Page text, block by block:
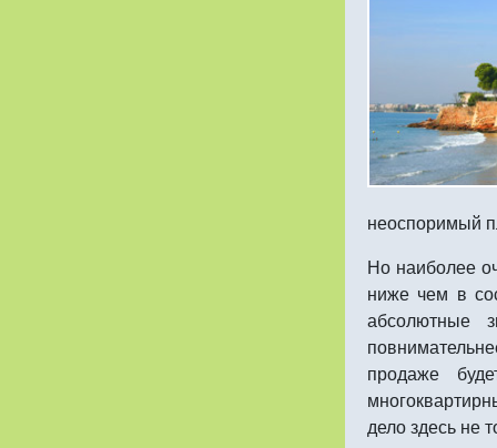
неоспоримый
Но наиболее
ниже чем в
абсолютные
продаже
дело здесь не